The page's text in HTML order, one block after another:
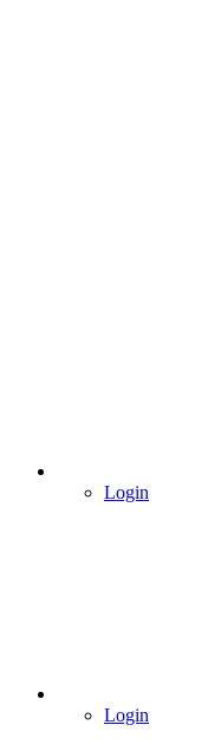
Login
Login